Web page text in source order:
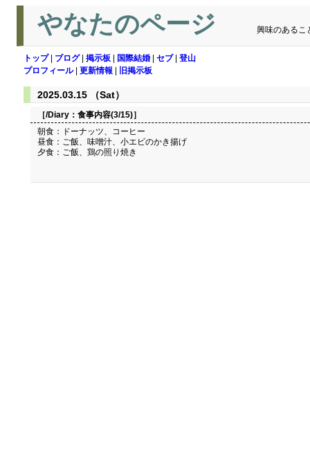
やなたのページ 興味のあるこ
トップ| ブログ| 掲示板 国際結婚 セブ| 登山
プロフィール| 更新情報 旧掲示板
2025.03.15 （Sat）
［/Diary： 食事内容(3/15)］
朝食：ドーナッツ、コーヒー
昼食：ご飯、味噌汁、小エビのかき揚げ
夕食：ご飯、鶏の照り焼き